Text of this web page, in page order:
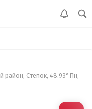
район, Степок, 48.93°Пн,